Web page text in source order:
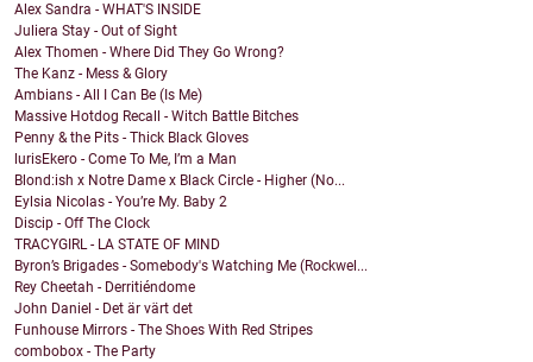
Alex Sandra - WHAT'S INSIDE
Juliera Stay - Out of Sight
Alex Thomen - Where Did They Go Wrong?
The Kanz - Mess & Glory
Ambians - All I Can Be (Is Me)
Massive Hotdog Recall - Witch Battle Bitches
Penny & the Pits - Thick Black Gloves
lurisEkero - Come To Me, I’m a Man
Blond:ish x Notre Dame x Black Circle - Higher (No...
Eylsia Nicolas - You’re My. Baby 2
Discip - Off The Clock
TRACYGIRL - LA STATE OF MIND
Byron’s Brigades - Somebody's Watching Me (Rockwel...
Rey Cheetah - Derritiéndome
John Daniel - Det är värt det
Funhouse Mirrors - The Shoes With Red Stripes
combobox - The Party